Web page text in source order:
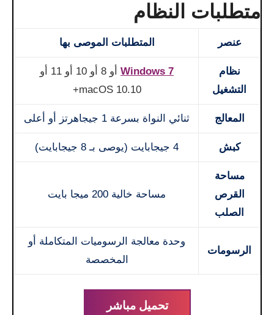
متطلبات النظام
عنصر المتطلبات الموصى بها
نظام
التشغيل
Windows 7
أو 8 أو 10 أو 11 أو
macOS 10.10+
المعالج ثنائي النواة بسرعة 1 جيجاهرتز أو أعلى
كبش 4 جيجابايت (يوصى بـ 8 جيجابايت)
مساحة
القرص
الصلب
مساحة خالية 200 ميجا بايت
الرسومات
وحدة معالجة الرسوميات المتكاملة أو
المخصصة
تحميل مباشر